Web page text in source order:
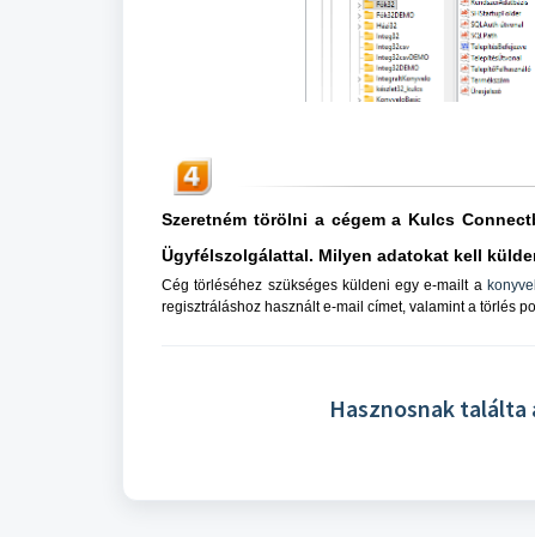
Szeretném törölni a cégem a Kulcs
Ügyfélszolgálattal. Milyen adatokat kell
Cég törléséhez szükséges küldeni egy e-mailt a
regisztráláshoz használt e-mail címet, valamint a törlés
Hasznosnak találta